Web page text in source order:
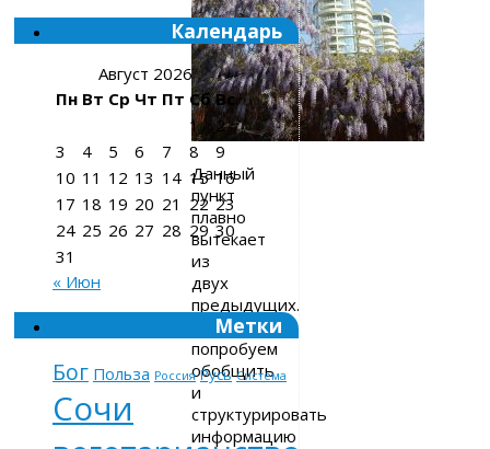
Данный
пункт
плавно
вытекает
из
двух
предыдущих.
Давайте
попробуем
обобщить
и
структурировать
информацию
Календарь
Август 2026
Пн Вт Ср Чт Пт Сб Вс
1
2
3
4 5 6 7 8
9
10 11 12 13 14 15 16
17 18 19 20 21 22 23
24 25 26 27 28 29 30
31
« Июн
Метки
Бог Польза Россия Русь Система
Сочи